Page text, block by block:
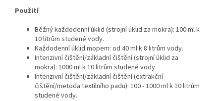
Použití
Běžný každodenní úklid (strojní úklid za mokra): 100 ml k
10 litrům studené vody.
Každodenní úklid mopem: od 40 ml k 8 litrům vody.
Intenzivní čištění/základní čištění (strojní úklid za
mokra): 1000 ml k 10 litrům studené vody
Intenzivní čištění/základní čištění (extrakční
čištění/metoda textilního padu): 100 - 1000 ml k 10 litrům
studené vody.